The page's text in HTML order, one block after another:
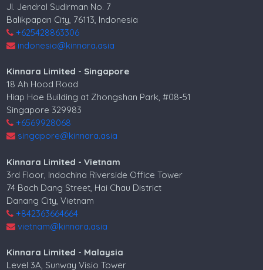
Jl. Jendral Sudirman No. 7
Balikpapan City, 76113, Indonesia
+625428863306
indonesia@kinnara.asia
Kinnara Limited - Singapore
18 Ah Hood Road
Hiap Hoe Building at Zhongshan Park, #08-51
Singapore 329983
+6569928068
singapore@kinnara.asia
Kinnara Limited - Vietnam
3rd Floor, Indochina Riverside Office Tower
74 Bach Dang Street, Hai Chau District
Danang City, Vietnam
+842363664664
vietnam@kinnara.asia
Kinnara Limited - Malaysia
Level 3A, Sunway Visio Tower